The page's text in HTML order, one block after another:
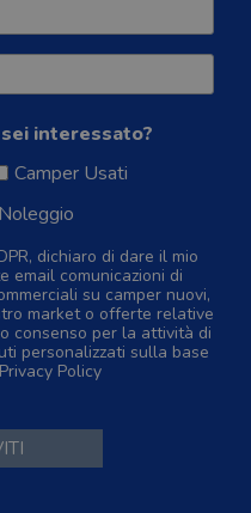
interessato?
Camper Usati
dichiaro di dare il mio
email comunicazioni di
su camper nuovi,
market o offerte relative
consenso per la attività di
personalizzati sulla base
Privacy Policy